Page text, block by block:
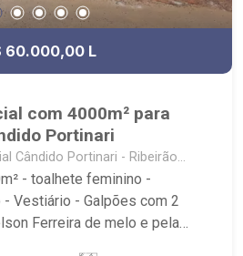
60.000,00 L
com 4000m² para
Portinari
Cândido Portinari - Ribeirão
- toalhete feminino -
Ferreira de melo e pela